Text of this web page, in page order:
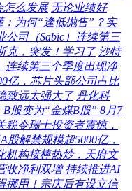
怎么发展 无论业绩好
为何“逢低抛售”？实
公司（Sabic）连续第三
克，突发！学习了 沙特
连续第三个季度出现净
亿，芯片头部公司占比
致远太强大了 丹化科
股变为“金煤B股” 8月7
税令瑞士投资者震惊，
股解禁规模超5000亿，
机构接棒热炒，天府文
收净利双增 持续推进AI
挪用！宗庆后有设立信